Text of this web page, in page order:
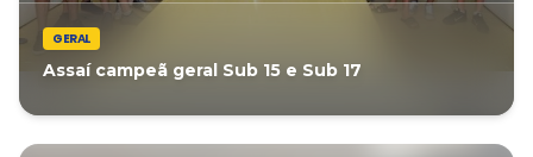
GERAL
Assaí campeã geral Sub 15 e Sub 17